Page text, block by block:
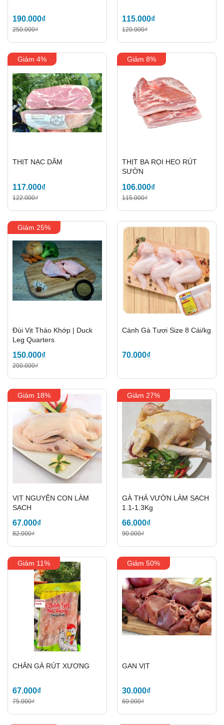
190.000₫
250.000₫
115.000₫
120.000₫
Giảm 4%
THỊT NẠC DĂM
117.000₫
122.000₫
Giảm 8%
THỊT BA RỌI HEO RÚT
SƯỜN
106.000₫
115.000₫
Giảm 25%
Đùi Vịt Tháo Khớp | Duck
Leg Quarters
150.000₫
200.000₫
Cánh Gà Tươi Size 8 Cái/kg
70.000₫
Giảm 18%
VỊT NGUYÊN CON LÀM
SẠCH
67.000₫
82.000₫
Giảm 27%
GÀ THẢ VƯỜN LÀM SẠCH
1.1-1.3Kg
66.000₫
90.000₫
Giảm 11%
CHÂN GÀ RÚT XƯƠNG
67.000₫
75.000₫
Giảm 50%
GAN VỊT
30.000₫
60.000₫